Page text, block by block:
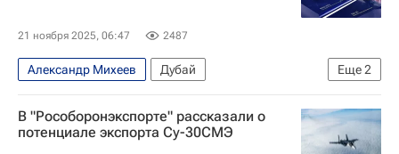
21 ноября 2025, 06:47 2487
Еще2
Александр Михеев
Дубай
Рособоронэкспорт
Экономика
В "Рособоронэкспорте" рассказали о
потенциале экспорта Су-30СМЭ